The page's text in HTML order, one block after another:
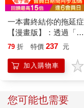
一本書終結你的拖延症
【漫畫版】：透過「小
行動」打開大腦的行動
「行動派」的37個科
學方法
79 折 特價 237 元
加入購物車
您可能也需要